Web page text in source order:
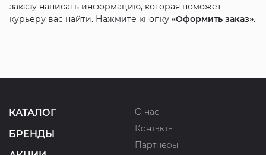
заказу написать информацию, которая поможет
курьеру вас найти. Нажмите кнопку «Оформить заказ».
КАТАЛОГ
БРЕНДЫ
О нас
Контакты
Партнеры